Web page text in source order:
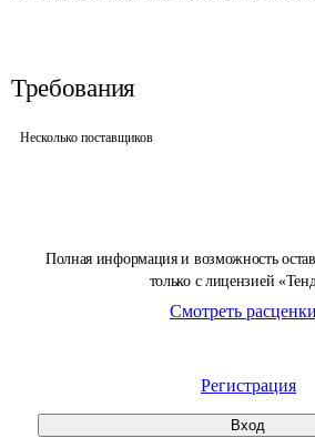
Полная информация и возможность
только с лицензией
Смотреть расценки
Регистрация
Вход
Требования
Несколько поставщиков